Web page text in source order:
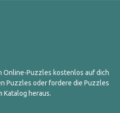
Online-Puzzles kostenlos auf dich
Puzzles oder fordere die Puzzles
Katalog heraus.